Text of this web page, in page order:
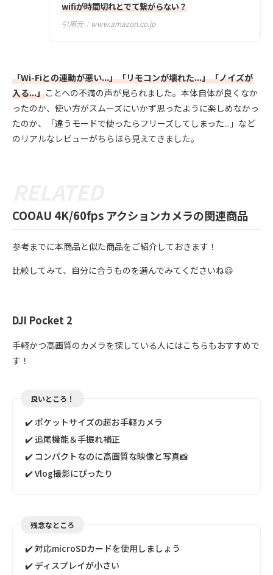
wifiが時間切れとでて繋がらない？
引用元： www.amazon.co.jp
「Wi-Fiとの連動が悪い...」「リモコンが壊れた...」「ノイズが
入る...」ことへの不満の声が見られました。本体自体が良くなか
ったのか、使い方がスムーズにいかず思ったように楽しめなかっ
たのか、「違うモードで使ったらフリーズしてしまった...」など
のリアルなレビューがちらほら見えてきました。
COOAU 4K/60fps アクションカメラの関連商品
参考までに本商品と似た商品をご紹介しておきます！
比較してみて、自分に合うものを選んでみてくださいね😃
DJI Pocket 2
手軽かつ高画質のカメラを探している人にはこちらもおすすめで
す！
良いところ！
✔️ ポケットサイズの超お手軽カメラ
✔️ 追尾機能＆手振れ補正
✔️ コンパクトなのに高画質な映像と写真📸
✔️ Vlog撮影にぴったり
残念なところ
✔️ 対応microSDカードを使用しましょう
✔️ ディスプレイが小さい